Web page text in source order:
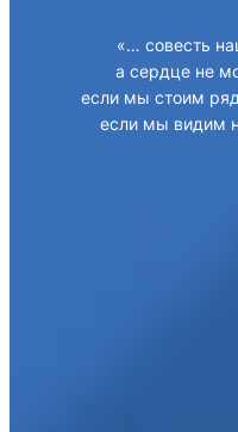
«… совеcть
а сердце не
если мы стоим
если мы видим